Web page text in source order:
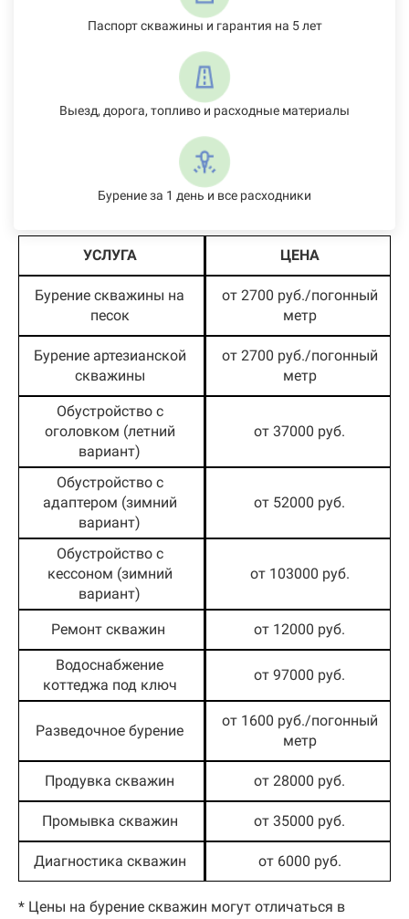
Паспорт скважины и гарантия на 5 лет
Выезд, дорога, топливо и расходные материалы
Бурение за 1 день и все расходники
УСЛУГА ЦЕНА
Бурение скважины на
песок
от 2700 руб./погонный
метр
Бурение артезианской
скважины
от 2700 руб./погонный
метр
Обустройство с
оголовком (летний
вариант)
от 37000 руб.
Обустройство с
адаптером (зимний
вариант)
от 52000 руб.
Обустройство с
кессоном (зимний
вариант)
от 103000 руб.
Ремонт скважин от 12000 руб.
Водоснабжение
коттеджа под ключ
от 97000 руб.
Разведочное бурение
от 1600 руб./погонный
метр
Продувка скважин от 28000 руб.
Промывка скважин от 35000 руб.
Диагностика скважин от 6000 руб.
* Цены на бурение скважин могут отличаться в